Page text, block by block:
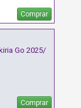
Comprar
Go 2025/
Comprar